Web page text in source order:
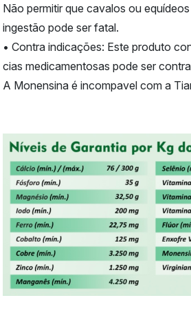
Não permitir que cavalos ou
ingestão pode ser fatal.
• Contra indicações: Este produto
cias medicamentosas pode ser
A Monensina é incompavel com a